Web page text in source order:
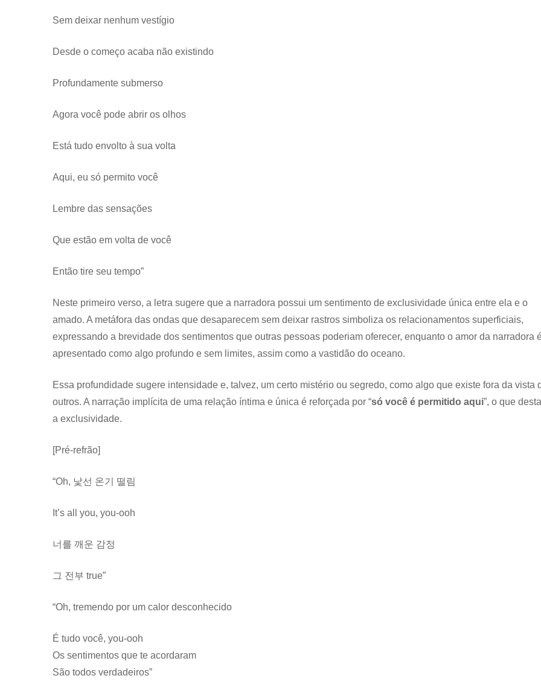
Sem deixar nenhum vestígio
Desde o começo acaba não existindo
Profundamente submerso
Agora você pode abrir os olhos
Está tudo envolto à sua volta
Aqui, eu só permito você
Lembre das sensações
Que estão em volta de você
Então tire seu tempo”
Neste primeiro verso, a letra sugere que a narradora possui um sentimento de exclusividade única entre ela e o
amado. A metáfora das ondas que desaparecem sem deixar rastros simboliza os relacionamentos superficiais,
expressando a brevidade dos sentimentos que outras pessoas poderiam oferecer, enquanto o amor da narradora
apresentado como algo profundo e sem limites, assim como a vastidão do oceano.
Essa profundidade sugere intensidade e, talvez, um certo mistério ou segredo, como algo que existe fora da vista
outros. A narração implícita de uma relação íntima e única é reforçada por “só você é permitido aqui”, o que
a exclusividade.
[Pré-refrão]
“Oh, 낯선 온기 떨림
It’s all you, you-ooh
너를 깨운 감정
그 전부 true”
“Oh, tremendo por um calor desconhecido
É tudo você, you-ooh
Os sentimentos que te acordaram
São todos verdadeiros”